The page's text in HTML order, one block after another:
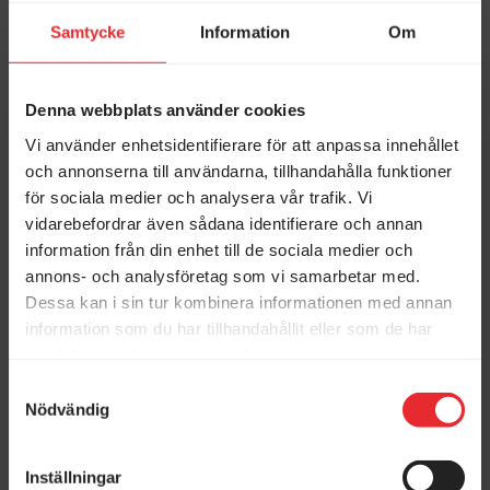
Samtycke Information Om
Denna webbplats använder cookies
Vi använder enhetsidentifierare för att anpassa innehållet
och annonserna till användarna, tillhandahålla funktioner
för sociala medier och analysera vår trafik. Vi
vidarebefordrar även sådana identifierare och annan
information från din enhet till de sociala medier och
annons- och analysföretag som vi samarbetar med.
Dessa kan i sin tur kombinera informationen med annan
information som du har tillhandahållit eller som de har
Nödvändig
Inställningar
Robin Brewitz
robin@erikssonshusvagnar.se
Här hittar du fler liknande husvagnar
Adria KABE
KABE AMETIST 560
Begagnat-veckor hos
Erikssons!
Vi köper din husbil!
Elmia Husvagn Husbil
2026
Månadens fordon
Stenstorp
Öppettider i butikerna
Måndag–Torsdag: 09.30–18.00